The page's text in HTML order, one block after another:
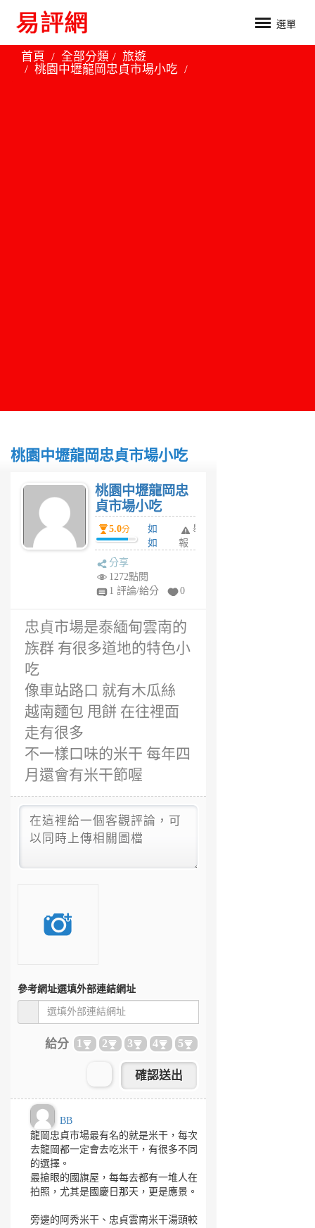
選單
首頁 全部分類
旅遊
桃園中壢龍岡忠貞市場小吃
桃園中壢龍岡忠貞市場小吃
桃園中壢龍岡忠
貞市場小吃
5.0分
如
如
前
舉
報
分享
1272點閱
1 評論/給分
0
忠貞市場是泰緬甸雲南的
族群 有很多道地的特色小
吃
像車站路口 就有木瓜絲
越南麵包 甩餅 在往裡面
走有很多
不一樣口味的米干 每年四
月還會有米干節喔
參考網址選填外部連結網址
給分 1 2 3 4 5
BB
龍岡忠貞市場最有名的就是米干，每次
去龍岡都一定會去吃米干，有很多不同
的選擇。
最搶眼的國旗屋，每每去都有一堆人在
拍照，尤其是國慶日那天，更是應景。
旁邊的阿秀米干、忠貞雲南米干湯頭較